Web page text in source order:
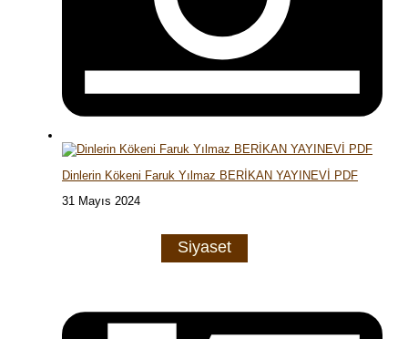
Dinlerin Kökeni Faruk Yılmaz BERİKAN YAYINEVİ PDF
31 Mayıs 2024
Siyaset